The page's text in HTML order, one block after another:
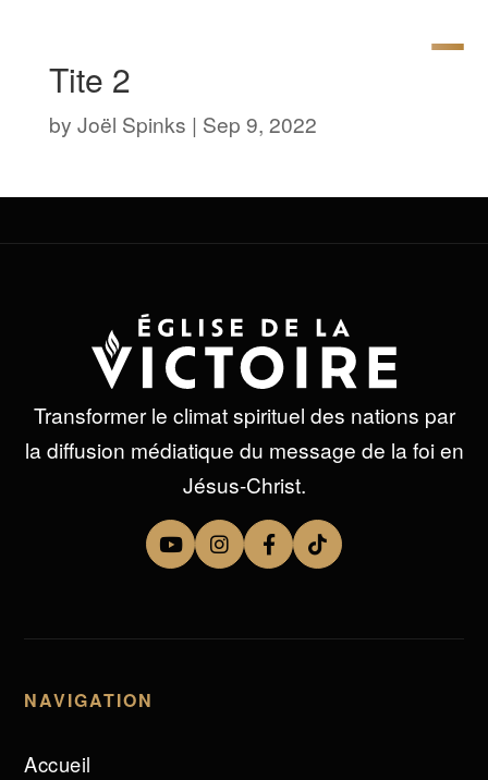
Tite 2
by Joël Spinks | Sep 9, 2022
Transformer le climat spirituel des nations par
la diffusion médiatique du message de la foi en
Jésus-Christ.
NAVIGATION
Accueil